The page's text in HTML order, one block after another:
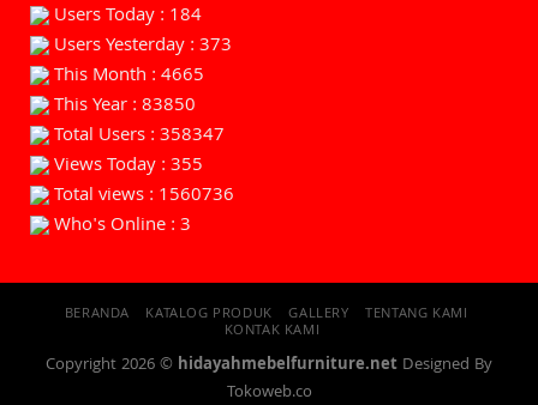
Users Today : 184
Users Yesterday : 373
This Month : 4665
This Year : 83850
Total Users : 358347
Views Today : 355
Total views : 1560736
Who's Online : 3
BERANDA KATALOG PRODUK GALLERY TENTANG KAMI
KONTAK KAMI
Copyright 2026 © hidayahmebelfurniture.net Designed By
Tokoweb.co